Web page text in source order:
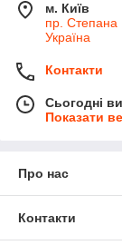
м. Київ
пр. Степана
Україна
Контакти
Сьогодні
Показати
Про нас
Контакти